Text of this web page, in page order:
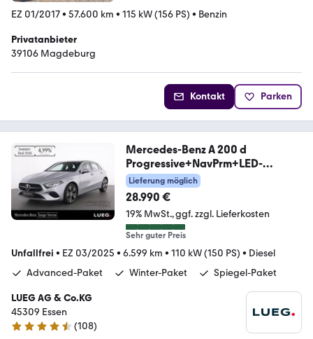
EZ 01/2017• 57.600 km • 115 kW (156 PS) • Benzin
Privatanbieter
39106 Magdeburg
Kontakt Parken
Mercedes-Benz A 200 d
Progressive+NavPrm+LED-
HP+Sthzg+Totw+360
Lieferung möglich
28.990 €
19% MwSt. ggf. zzgl. Lieferkosten
Sehr guter Preis
Unfallfrei • EZ 03/2025 • 6.599 km • 110 kW (150 PS) • Diesel
Advanced-Paket
Winter-Paket Spiegel-Paket
LUEG AG & Co.KG
45309 Essen
4.6 Sterne
(108)